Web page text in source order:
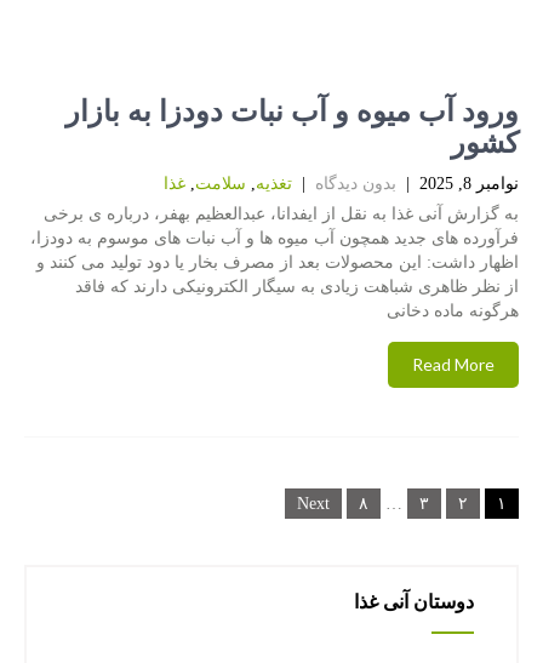
ورود آب میوه و آب نبات دودزا به بازار
کشور
نوامبر 8, 2025 | بدون دیدگاه تغذیه, سلامت, غذا
به گزارش آنی غذا به نقل از ایفدانا، عبدالعظیم بهفر، درباره ی برخی
فرآورده های جدید همچون آب میوه ها و آب نبات های موسوم به دودزا،
اظهار داشت: این محصولات بعد از مصرف بخار یا دود تولید می کنند و
از نظر ظاهری شباهت زیادی به سیگار الکترونیکی دارند که فاقد
هرگونه ماده دخانی
Read More
Posts
navigation
۲ ۳ … ۸ Next
دوستان آنی غذا